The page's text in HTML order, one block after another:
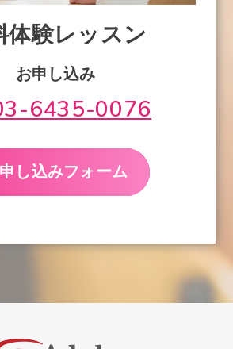
体験レッスン
お申し込み
6435-0076
し込みフォーム